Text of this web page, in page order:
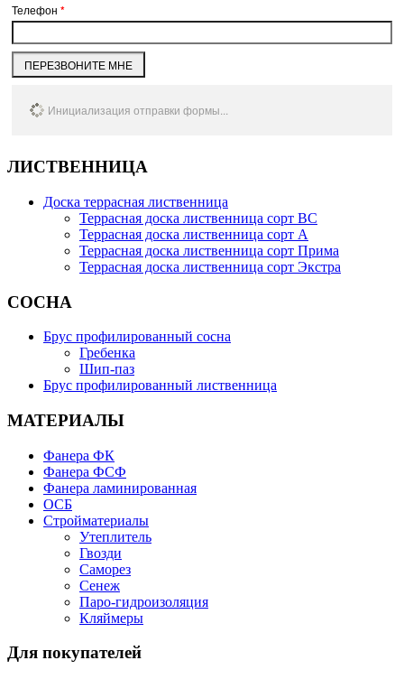
Телефон *
ПЕРЕЗВОНИТЕ МНЕ
Инициализация отправки формы...
ЛИСТВЕННИЦА
Доска террасная лиственница
Террасная доска лиственница сорт BC
Террасная доска лиственница сорт А
Террасная доска лиственница сорт Прима
Террасная доска лиственница сорт Экстра
СОСНА
Брус профилированный сосна
Гребенка
Шип-паз
Брус профилированный лиственница
МАТЕРИАЛЫ
Фанера ФК
Фанера ФСФ
Фанера ламинированная
ОСБ
Стройматериалы
Утеплитель
Гвозди
Саморез
Сенеж
Паро-гидроизоляция
Кляймеры
Для покупателей